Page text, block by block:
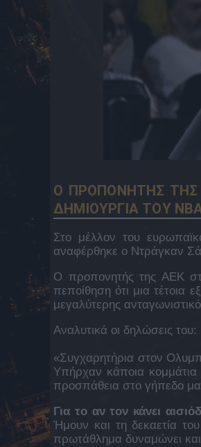
Ο ΠΡΟΠΟΝΗΤΗΣ ΤΗΣ
ΔΗΜΙΟΥΡΓΙΑ ΤΟΥ NBA
Στο μέλλον του
αναφέρθηκε ο Ντράγκαν
Ο προπονητής της ΑΕΚ
πεποίθηση ότι μια τέτοια
μεγαλύτερης
Αναλυτικά οι δηλώσεις του:
«Συγχαρητήρια στον
Υπήρχαν κάποια
προσπάθεια στο γήπεδο
Για το αν τον κάνει
Ήμουν και τη δεκαετία
πρωτάθλημα δυναμώνει και